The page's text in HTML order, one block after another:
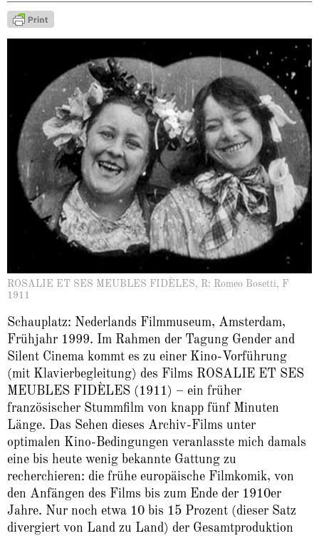
ROSALIE ET SES MEUBLES FIDÈLES, R: Romeo Bosetti, F
1911
Schauplatz: Nederlands Filmmuseum, Amsterdam,
Frühjahr 1999. Im Rahmen der Tagung Gender and
Silent Cinema kommt es zu einer Kino-Vorführung
(mit Klavierbegleitung) des Films ROSALIE ET SES
MEUBLES FIDÈLES (1911) – ein früher
französischer Stummfilm von knapp fünf Minuten
Länge. Das Sehen dieses Archiv-Films unter
optimalen Kino-Bedingungen veranlasste mich damals
eine bis heute wenig bekannte Gattung zu
recherchieren: die frühe europäische Filmkomik, von
den Anfängen des Films bis zum Ende der 1910er
Jahre. Nur noch etwa 10 bis 15 Prozent (dieser Satz
divergiert von Land zu Land) der Gesamtproduktion